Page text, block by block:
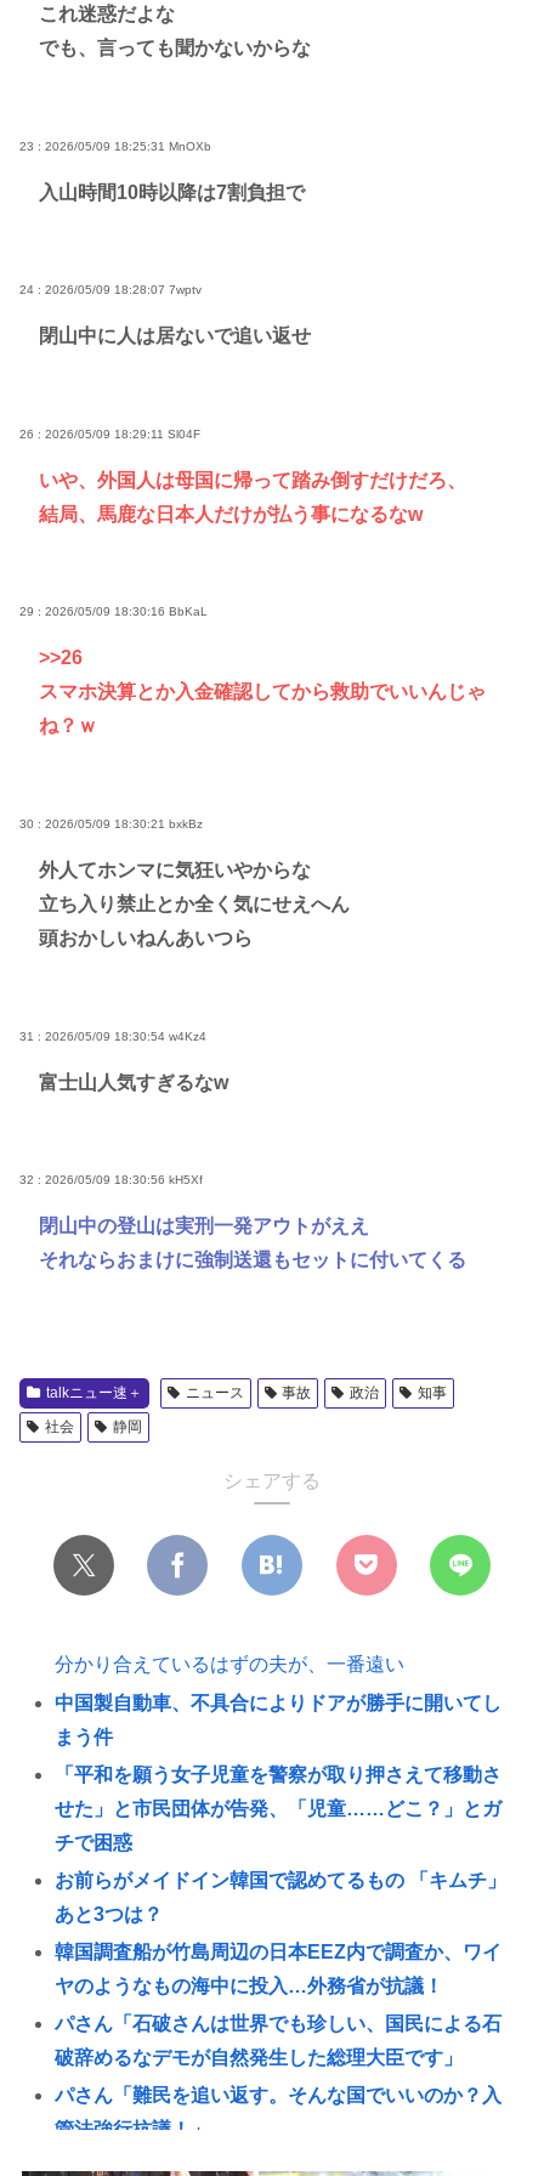
これ迷惑だよな
でも、言っても聞かないからな
23 : 2026/05/09 18:25:31 MnOXb
入山時間10時以降は7割負担で
24 : 2026/05/09 18:28:07 7wptv
閉山中に人は居ないで追い返せ
26 : 2026/05/09 18:29:11 Sl04F
いや、外国人は母国に帰って踏み倒すだけだろ、
結局、馬鹿な日本人だけが払う事になるなw
29 : 2026/05/09 18:30:16 BbKaL
>>26
スマホ決算とか入金確認してから救助でいいんじゃ
ね？ｗ
30 : 2026/05/09 18:30:21 bxkBz
外人てホンマに気狂いやからな
立ち入り禁止とか全く気にせえへん
頭おかしいねんあいつら
31 : 2026/05/09 18:30:54 w4Kz4
富士山人気すぎるなw
32 : 2026/05/09 18:30:56 kH5Xf
閉山中の登山は実刑一発アウトがええ
それならおまけに強制送還もセットに付いてくる
talkニュー速＋ ニュース 事故 政治
知事
社会
静岡
シェアする
分かり合えているはずの夫が、一番遠い
中国製自動車、不具合によりドアが勝手に開いてし
まう件
「平和を願う女子児童を警察が取り押さえて移動さ
せた」と市民団体が告発、「児童……どこ？」とガ
チで困惑
お前らがメイドイン韓国で認めてるもの 「キムチ」
あと3つは？
韓国調査船が竹島周辺の日本EEZ内で調査か、ワイ
ヤのようなもの海中に投入…外務省が抗議！
パさん「石破さんは世界でも珍しい、国民による石
破辞めるなデモが自然発生した総理大臣です」
パさん「難民を追い返す。そんな国でいいのか？入
管法強行抗議！」
【速報】悠仁さま 初の“おことば”